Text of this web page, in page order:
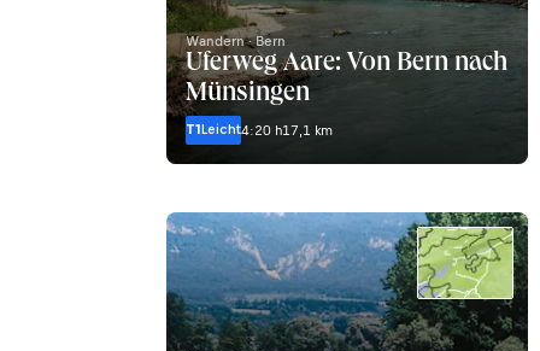
Wandern · Bern
Uferweg Aare: Von Bern nach
Münsingen
T1Leicht4:20 h17,1 km